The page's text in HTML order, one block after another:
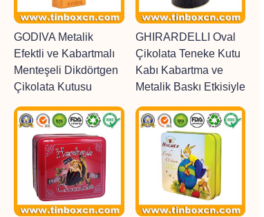
GODIVA Metalik
Efektli ve Kabartmalı
Menteşeli Dikdörtgen
Çikolata Kutusu
GHIRARDELLI Oval
Çikolata Teneke Kutu
Kabı Kabartma ve
Metalik Baskı Etkisiyle